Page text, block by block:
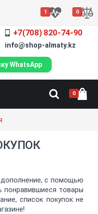
1 0
+7(708) 820-74-90
almaty.kz
WhatsApp
0
с помощью
товары
список покупок не